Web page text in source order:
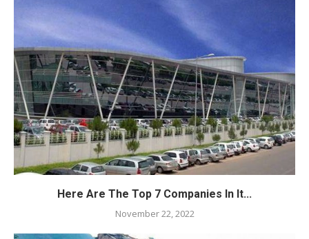
Here Are The Top 7 Companies In It...
November 22, 2022